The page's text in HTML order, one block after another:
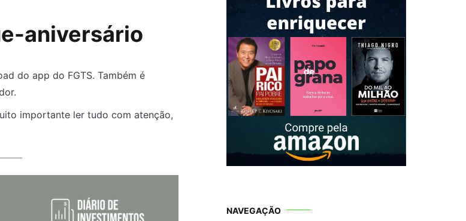
aniversário
do app do FGTS. Também é
importante ler tudo com atenção,
NAVEGAÇÃO